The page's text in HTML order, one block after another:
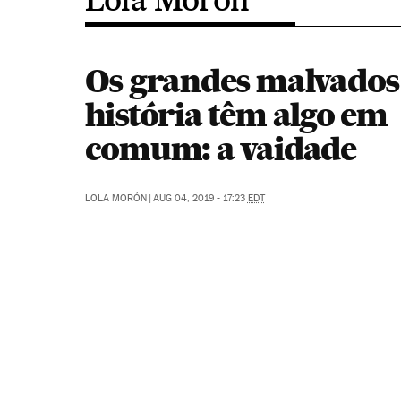
Os grandes
história têm algo em
comum: a vaidade
LOLA MORÓN | AUG 04, 2019 - 17:23 EDT